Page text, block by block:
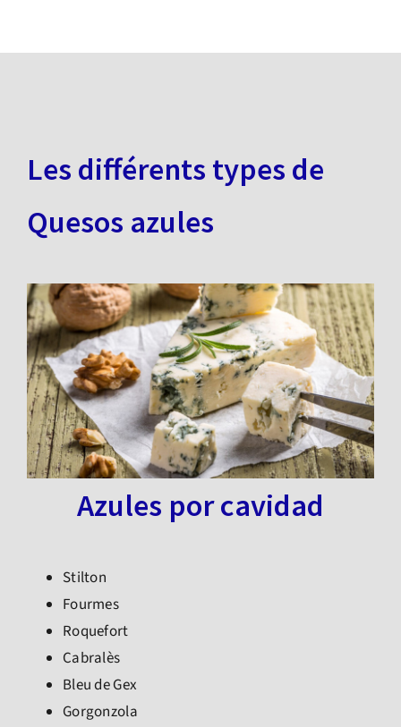
Les différents types de
Quesos azules
Azules por cavidad
Stilton
Fourmes
Roquefort
Cabralès
Bleu de Gex
Gorgonzola